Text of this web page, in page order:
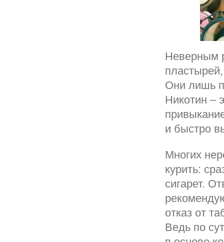
Неверным
Они лишь
Никотин –
и быстро
Многих
курить:
сигарет.
отказ от
Ведь по